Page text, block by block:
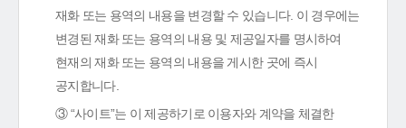
재화 또는 용역의 내용을 변경할 수 있습니다. 이 경우에는
변경된 재화 또는 용역의 내용 및 제공일자를 명시하여
현재의 재화 또는 용역의 내용을 게시한 곳에 즉시
공지합니다.
③ “사이트”는 이 제공하기로 이용자와 계약을 체결한